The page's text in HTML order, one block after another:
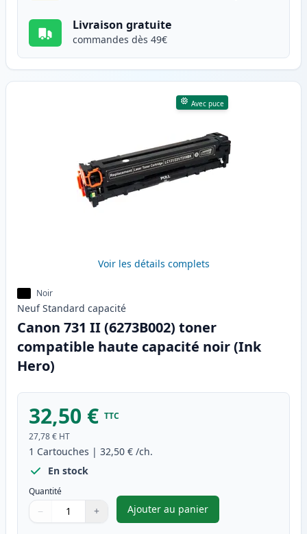
Livraison gratuite
commandes dès 49€
Avec puce
Voir les détails complets
Noir
Neuf Standard capacité
Canon 731 II (6273B002) toner
compatible haute capacité noir (Ink
Hero)
32,50 € TTC
27,78 € HT
1 Cartouches | 32,50 € /ch.
En stock
Quantité
Quantité
Utilisez les boutons pour ajuster
− +
Quantité
Ajouter au panier
,Canon 731 II (6273B002)